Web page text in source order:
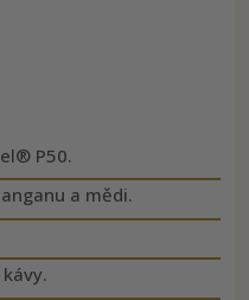
P50.
a mědi.